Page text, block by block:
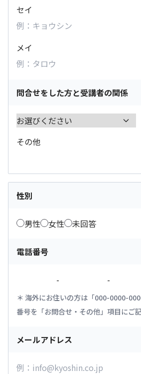
セイ
メイ
問合せをした方と受講者の関係
その他
性別
男性 女性 未回答
電話番号
- -
海外にお住いの方は「000-0000-
番号を「お問合せ・その他」項目にご
メールアドレス